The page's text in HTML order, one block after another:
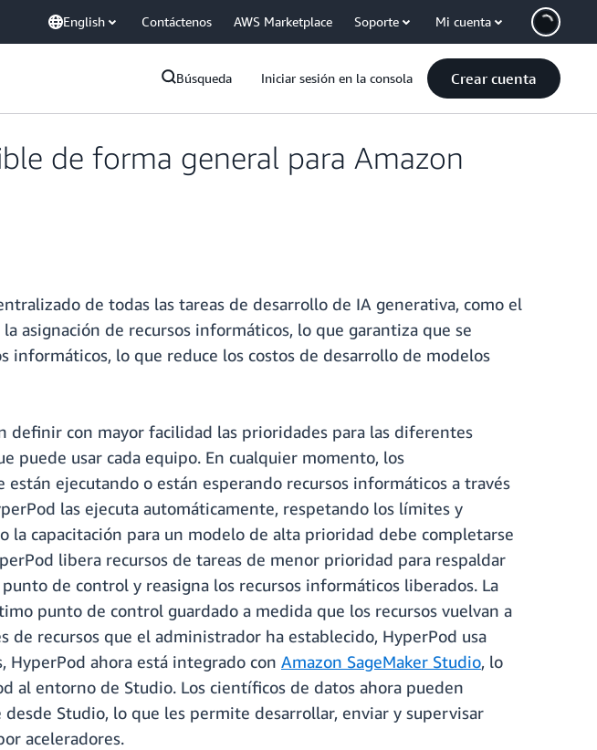
English Contáctenos AWS Marketplace Soporte Mi cuenta
Búsqueda Iniciar sesión en la consola Crear cuenta
de forma general para Amazon
de todas las tareas de desarrollo de IA generativa, como el
de recursos informáticos, lo que garantiza que se
informáticos, lo que reduce los costos de desarrollo de modelos
definir con mayor facilidad las prioridades para las diferentes
puede usar cada equipo. En cualquier momento, los
ejecutando o están esperando recursos informáticos a través
las ejecuta automáticamente, respetando los límites y
capacitación para un modelo de alta prioridad debe completarse
libera recursos de tareas de menor prioridad para respaldar
de control y reasigna los recursos informáticos liberados. La
punto de control guardado a medida que los recursos vuelvan a
recursos que el administrador ha establecido, HyperPod usa
HyperPod ahora está integrado con Amazon SageMaker Studio, lo
al entorno de Studio. Los científicos de datos ahora pueden
Studio, lo que les permite desarrollar, enviar y supervisar
aceleradores.